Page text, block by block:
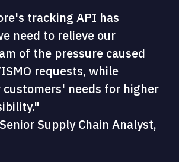
tracking API has
need to relieve our
of the pressure caused
requests, while
needs for higher
Supply Chain Analyst,